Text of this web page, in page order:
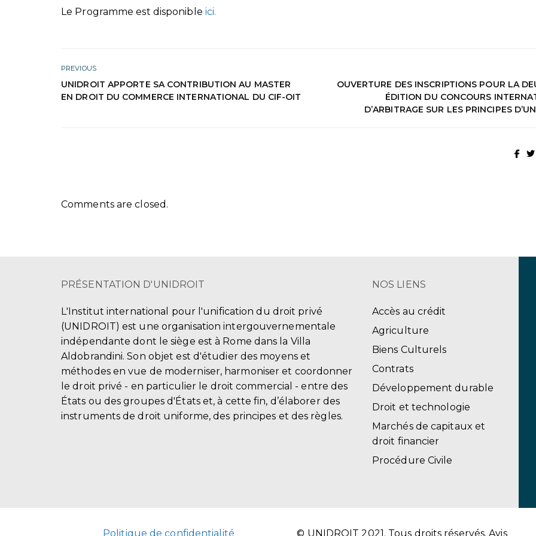
Le Programme est disponible ici.
PREVIOUS
UNIDROIT APPORTE SA CONTRIBUTION AU MASTER
EN DROIT DU COMMERCE INTERNATIONAL DU CIF-OIT
OUVERTURE DES INSCRIPTIONS POUR LA
ÉDITION DU CONCOURS
D’ARBITRAGE SUR LES PRINCIPES
Comments are closed.
PRÉSENTATION D'UNIDROIT
L'Institut international pour l'unification du droit privé
(UNIDROIT) est une organisation intergouvernementale
indépendante dont le siège est à Rome dans la Villa
Aldobrandini. Son objet est d'étudier des moyens et
méthodes en vue de moderniser, harmoniser et coordonner
le droit privé - en particulier le droit commercial - entre des
États ou des groupes d'États et, à cette fin, d’élaborer des
instruments de droit uniforme, des principes et des règles.
NOS LIENS
Accès au crédit
Agriculture
Biens Culturels
Contrats
Développement durable
Droit et technologie
Marchés de capitaux et
droit financier
Procédure Civile
Politique de confidentialité © UNIDROIT 2021. Tous droits réservés.Avis